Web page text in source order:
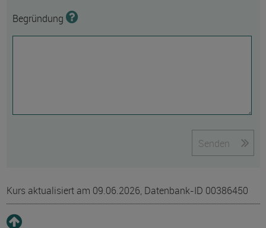
Begründung
Senden
Kurs aktualisiert am 09.06.2026, Datenbank-ID 00386450